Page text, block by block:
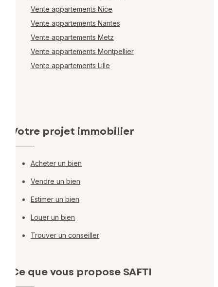
Vente appartements Nice
Vente appartements Nantes
Vente appartements Metz
Vente appartements Montpellier
Vente appartements Lille
Votre projet immobilier
Acheter un bien
Vendre un bien
Estimer un bien
Louer un bien
Trouver un conseiller
Ce que vous propose SAFTI